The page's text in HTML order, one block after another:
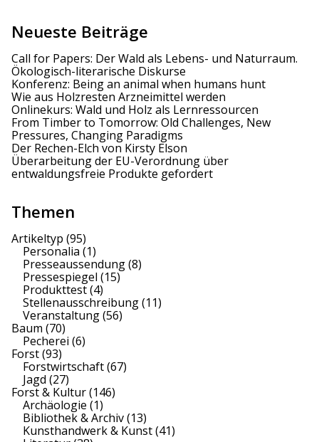
Neueste Beiträge
Call for Papers: Der Wald als Lebens- und Naturraum.
Ökologisch-literarische Diskurse
Konferenz: Being an animal when humans hunt
Wie aus Holzresten Arzneimittel werden
Onlinekurs: Wald und Holz als Lernressourcen
From Timber to Tomorrow: Old Challenges, New
Pressures, Changing Paradigms
Der Rechen-Elch von Kirsty Elson
Überarbeitung der EU-Verordnung über
entwaldungsfreie Produkte gefordert
Themen
Artikeltyp (95)
Personalia (1)
Presseaussendung(8)
Pressespiegel (15)
Produkttest(4)
Stellenausschreibung(11)
Veranstaltung(56)
Baum (70)
Pecherei (6)
Forst(93)
Forstwirtschaft(67)
Jagd (27)
Forst & Kultur(146)
Archäologie (1)
Bibliothek & Archiv(13)
Kunsthandwerk & Kunst(41)